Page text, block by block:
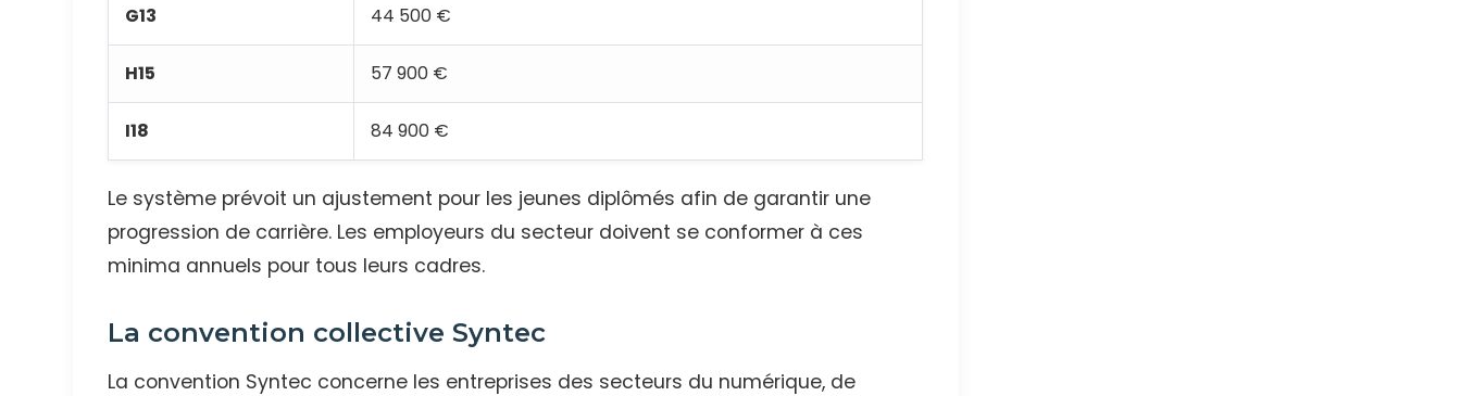
G13 44 500 €
H15 57 900 €
I18 84 900 €
Le système prévoit un ajustement pour les jeunes diplômés afin de garantir une
progression de carrière. Les employeurs du secteur doivent se conformer à ces
minima annuels pour tous leurs cadres.
La convention collective Syntec
La convention Syntec concerne les entreprises des secteurs du numérique, de